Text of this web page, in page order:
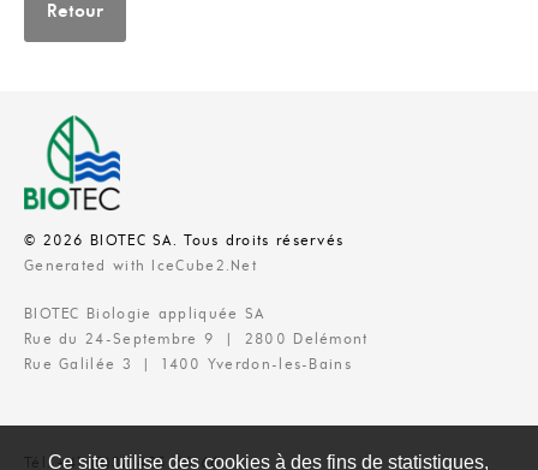
Retour
© 2026 BIOTEC SA. Tous droits réservés
Generated with IceCube2.Net
BIOTEC Biologie appliquée SA
Rue du 24-Septembre 9 | 2800 Delémont
Rue Galilée 3 | 1400 Yverdon-les-Bains
Tél. +41 (0)32 435 66 66
Ce site utilise des cookies à des fins de statistiques,